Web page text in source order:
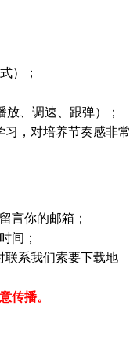
）；
放、调速、跟弹）；
习，对培养节奏感非常
言你的邮箱；
间；
联系我们索要下载地
传播。